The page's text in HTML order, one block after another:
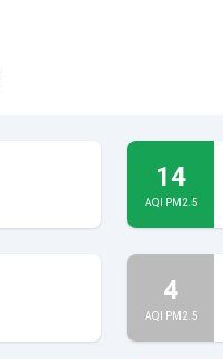
14
AQI PM2.5
4
AQI PM2.5